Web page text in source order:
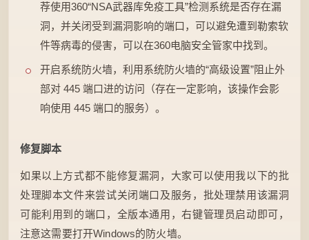
荐使用360“NSA武器库免疫工具”检测系统是否存在漏
洞，并关闭受到漏洞影响的端口，可以避免遭到勒索软
件等病毒的侵害，可以在360电脑安全管家中找到。
开启系统防火墙，利用系统防火墙的“高级设置”阻止外
部对 445 端口进的访问（存在一定影响，该操作会影
响使用 445 端口的服务）。
修复脚本
如果以上方式都不能修复漏洞，大家可以使用我以下的批
处理脚本文件来尝试关闭端口及服务，批处理禁用该漏洞
可能利用到的端口，全版本通用，右键管理员启动即可，
注意这需要打开Windows的防火墙。